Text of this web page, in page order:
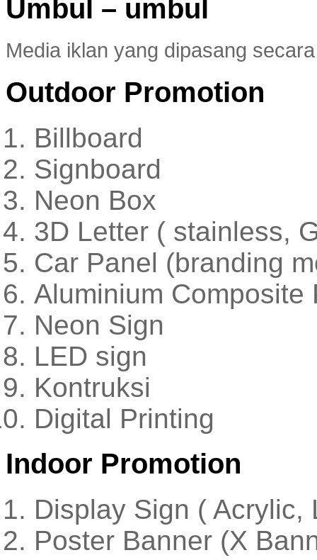
Umbul – umbul
Media iklan yang dipasang
Outdoor Promotion
Billboard
Signboard
Neon Box
3D Letter ( stainless,
Car Panel (branding
Aluminium
Neon Sign
LED sign
Kontruksi
Digital Printing
Indoor Promotion
Display Sign ( Acrylic,
Poster Banner (X